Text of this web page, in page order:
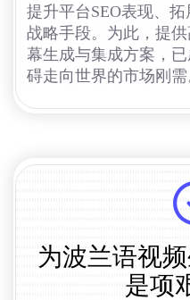
提升平台SEO表现、
战略手段。为此，提
幕生成与集成方案，
碍走向世界的市场刚需
为波兰语视
是项